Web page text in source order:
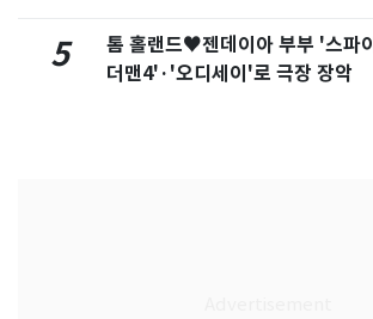
5
톰 홀랜드♥젠데이아 부부 '스파이
더맨4'·'오디세이'로 극장 장악